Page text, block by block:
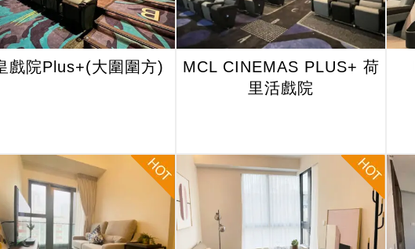
戲院Plus+(大圍圍方)
MCL CINEMAS PLUS+ 荷
里活戲院